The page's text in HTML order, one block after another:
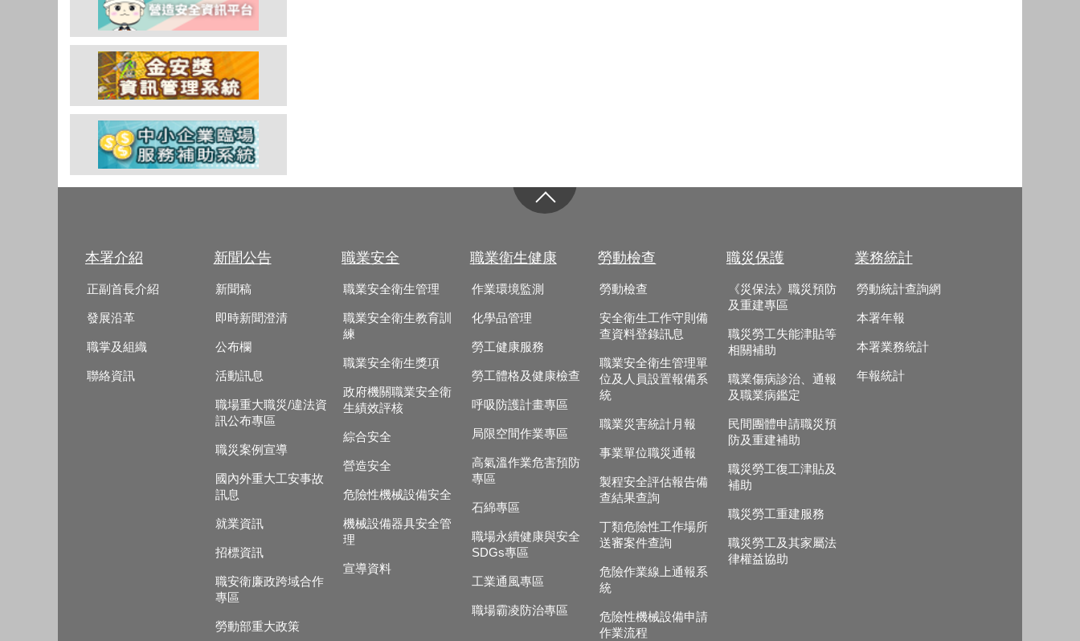
本署介紹
正副首長介紹
發展沿革
職掌及組織
聯絡資訊
新聞公告
新聞稿
即時新聞澄清
公布欄
活動訊息
職場重大職災/違法資
訊公布專區
職災案例宣導
國內外重大工安事故
訊息
就業資訊
招標資訊
職安衛廉政跨域合作
專區
勞動部重大政策
職業安全
職業安全衛生管理
職業安全衛生教育訓
練
職業安全衛生獎項
政府機關職業安全衛
生績效評核
綜合安全
營造安全
危險性機械設備安全
機械設備器具安全管
理
宣導資料
職業衛生健康
作業環境監測
化學品管理
勞工健康服務
勞工體格及健康檢查
呼吸防護計畫專區
局限空間作業專區
高氣溫作業危害預防
專區
石綿專區
職場永續健康與安全
SDGs專區
工業通風專區
職場霸凌防治專區
勞動檢查
勞動檢查
安全衛生工作守則備
查資料登錄訊息
職業安全衛生管理單
位及人員設置報備系
統
職業災害統計月報
事業單位職災通報
製程安全評估報告備
查結果查詢
丁類危險性工作場所
送審案件查詢
危險作業線上通報系
統
危險性機械設備申請
作業流程
職災保護
《災保法》職災預防
及重建專區
職災勞工失能津貼等
相關補助
職業傷病診治、通報
及職業病鑑定
民間團體申請職災預
防及重建補助
職災勞工復工津貼及
補助
職災勞工重建服務
職災勞工及其家屬法
律權益協助
業務統計
勞動統計查詢網
本署年報
本署業務統計
年報統計